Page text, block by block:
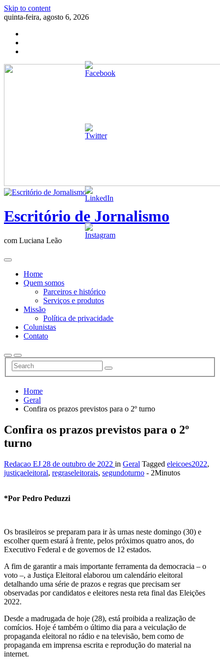
Skip to content
quinta-feira, agosto 6, 2026
Escritório de Jornalismo
com Luciana Leão
Home
Quem somos
Parceiros e histórico
Serviços e produtos
Missão
Política de privacidade
Colunistas
Contato
Home
Geral
Confira os prazos previstos para o 2º turno
Confira os prazos previstos para o 2º
turno
Redacao EJ 28 de outubro de 2022 in Geral Tagged eleicoes2022,
justiçaeleitoral, regraseleitorais, segundoturno - 2Minutos
*Por Pedro Peduzzi
Os brasileiros se preparam para ir às urnas neste domingo (30) e
escolher quem estará à frente, pelos próximos quatro anos, do
Executivo Federal e de governos de 12 estados.
A fim de garantir a mais importante ferramenta da democracia – o
voto –, a Justiça Eleitoral elaborou um calendário eleitoral
detalhando uma série de prazos e regras que precisam ser
observadas por candidatos e eleitores nesta reta final das Eleições
2022.
Desde a madrugada de hoje (28), está proibida a realização de
comícios. Hoje é também o último dia para a veiculação de
propaganda eleitoral no rádio e na televisão, bem como de
propaganda em imprensa escrita e reprodução do material na
internet.